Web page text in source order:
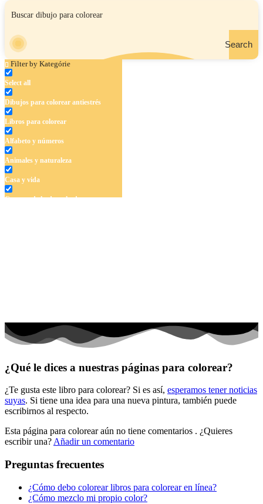
Search
Filter by Kategórie
Select all
Dibujos para colorear antiestrés
Libros para colorear
Alfabeto y números
Animales y naturaleza
Casa y vida
Cuentos de hadas y hadas
Halloween y otoño
Mandalas
Música e instrumentos musicales
Peluches y caballos
Primavera y pascua
Transporte
Verano y vacaciones
¿Qué le dices a nuestras páginas para colorear?
¿Te gusta este libro para colorear? Si es así, esperamos tener noticias
suyas. Si tiene una idea para una nueva pintura, también puede
escribirnos al respecto.
Esta página para colorear aún no tiene comentarios . ¿Quieres
escribir una? Añadir un comentario
Preguntas frecuentes
¿Cómo debo colorear libros para colorear en línea?
¿Cómo mezclo mi propio color?